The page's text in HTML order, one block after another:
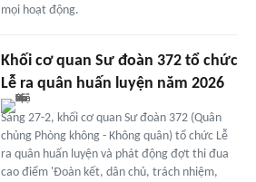
mọi hoạt động.
Khối cơ quan Sư đoàn 372 tổ chức
Lễ ra quân huấn luyện năm 2026
Sáng 27-2, khối cơ quan Sư đoàn 372 (Quân
chủng Phòng không - Không quân) tổ chức Lễ
ra quân huấn luyện và phát động đợt thi đua
cao điểm 'Đoàn kết, dân chủ, trách nhiệm,